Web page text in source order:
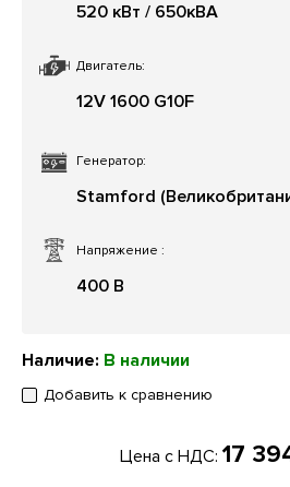
Двигатель:
12V 1600 G10F
Напряжение :
400 В
520 кВт / 650кВА
Генератор:
Stamford
Наличие: В наличии
Добавить к сравнению
Цена с НДС: 17